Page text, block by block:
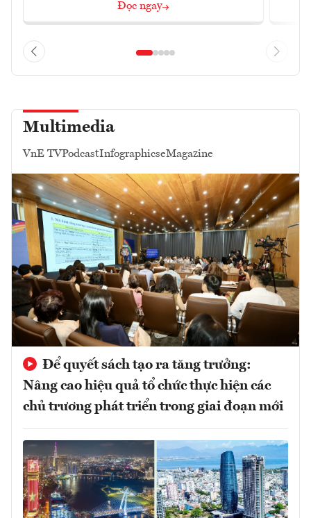
Đọc ngay
Multimedia
VnE TVPodcastInfographicseMagazine
Để quyết sách tạo ra tăng trưởng:
Nâng cao hiệu quả tổ chức thực hiện các
chủ trương phát triển trong giai đoạn mới